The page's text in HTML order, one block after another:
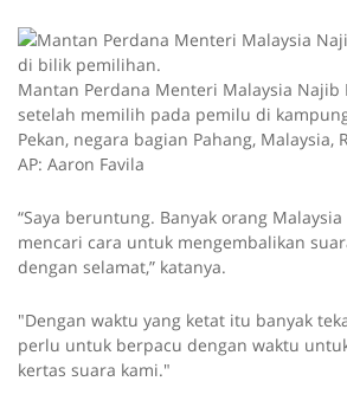
Mantan Perdana Menteri Malaysia Najib
setelah memilih pada pemilu di
Pekan, negara bagian Pahang, Malaysia,
AP: Aaron Favila
“Saya beruntung. Banyak orang
mencari cara untuk mengembalikan
dengan selamat,” katanya.
"Dengan waktu yang ketat itu banyak
perlu untuk berpacu dengan waktu
kertas suara kami."